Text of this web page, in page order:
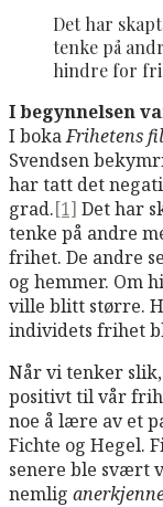
Det har
tenke på
hindre for
I begynnelsen
I bokaFrihetens
Svendsen
har tatt det
grad.[1] Det har
tenke på andre
frihet. De andre
og hemmer. Om
ville blitt større.
individets frihet
Når vi tenker
positivt til vår
noe å lære av et
Fichte og Hegel.
senere ble svært
nemlig